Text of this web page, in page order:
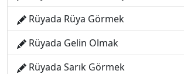
Rüyada Rüya Görmek
Rüyada Gelin Olmak
Rüyada Sarık Görmek